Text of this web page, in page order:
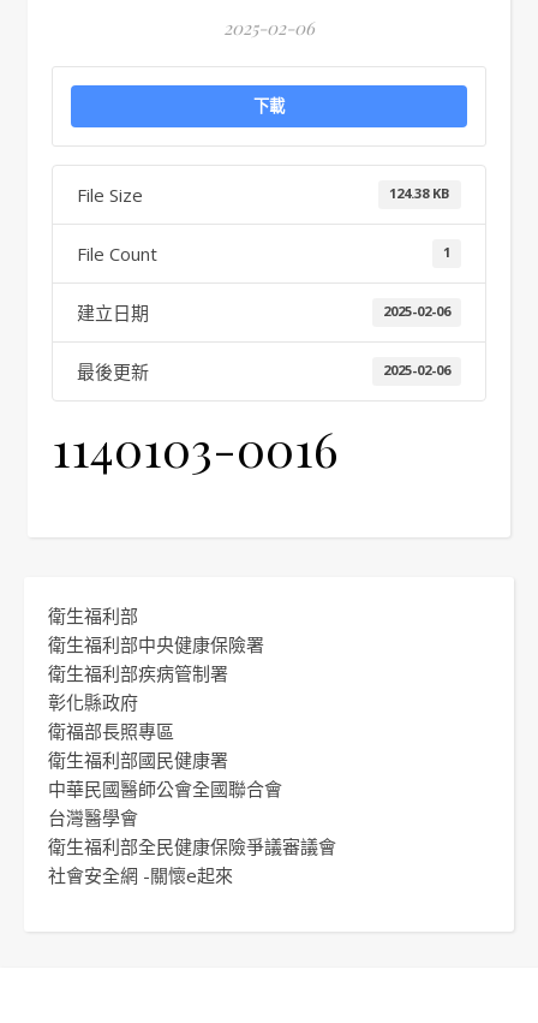
2025-02-06
下載
File Size 124.38 KB
File Count 1
建立日期 2025-02-06
最後更新 2025-02-06
1140103-0016
衛生福利部
衛生福利部中央健康保險署
衛生福利部疾病管制署
彰化縣政府
衛福部長照專區
衛生福利部國民健康署
中華民國醫師公會全國聯合會
台灣醫學會
衛生福利部全民健康保險爭議審議會
社會安全網 -關懷e起來